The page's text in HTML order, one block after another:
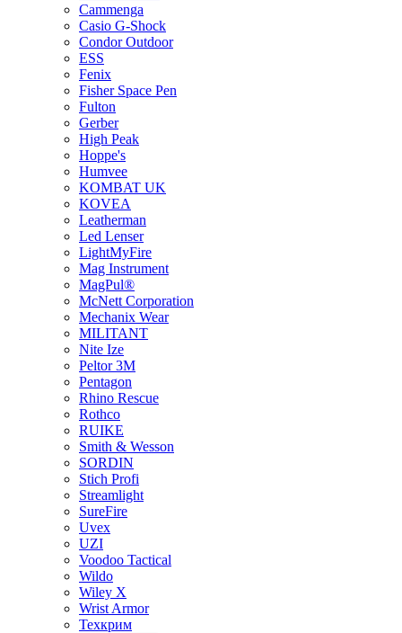
Cammenga
Casio G-Shock
Condor Outdoor
ESS
Fenix
Fisher Space Pen
Fulton
Gerber
High Peak
Hoppe's
Humvee
KOMBAT UK
KOVEA
Leatherman
Led Lenser
LightMyFire
Mag Instrument
MagPul®
McNett Corporation
Mechanix Wear
MILITANT
Nite Ize
Peltor 3M
Pentagon
Rhino Rescue
Rothco
RUIKE
Smith & Wesson
SORDIN
Stich Profi
Streamlight
SureFire
Uvex
UZI
Voodoo Tactical
Wildo
Wiley X
Wrist Armor
Техкрим